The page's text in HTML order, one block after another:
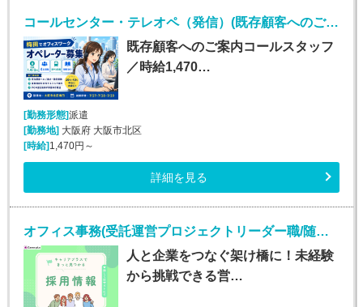
コールセンター・テレオペ（発信）(既存顧客へのご案内コールスタッフ（オープニングスタッフ）)
既存顧客へのご案内コールスタッフ
／時給1,470…
[勤務形態]派遣
[勤務地] 大阪府 大阪市北区
[時給] 1,470円～
詳細を見る
オフィス事務(受託運営プロジェクトリーダー職/随時入社)
人と企業をつなぐ架け橋に！未経験
から挑戦できる営…